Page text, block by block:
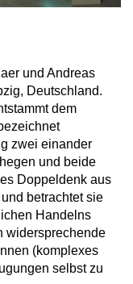
und Andreas
Deutschland.
dem
zwei einander
und beide
Doppeldenk aus
betrachtet sie
Handelns
widersprechende
(komplexes
selbst zu